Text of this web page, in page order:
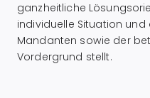
ganzheitliche
individuelle Situation
Mandanten sowie der
Vordergrund stellt.